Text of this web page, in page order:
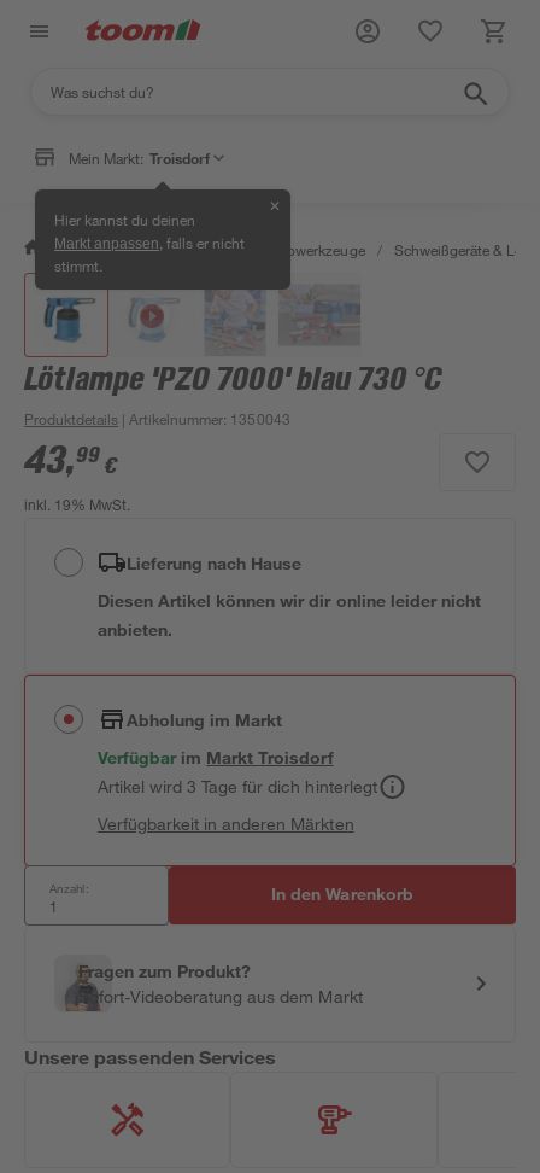
Mein Markt: Troisdorf
Hier kannst du deinen
Markt anpassen , falls er nicht
stimmt.
✕
/ Werkstatt & Maschinen / Elektrowerkzeuge / Schweißgeräte &
Lötlampe 'PZO 7000' blau 730 °C
Produktdetails | Artikelnummer: 1350043
43,99 €
inkl. 19% MwSt.
Lieferung nach Hause
Diesen Artikel können wir dir online leider nicht
anbieten.
Abholung im Markt
Verfügbar im MarktTroisdorf
Artikel wird 3 Tage für dich hinterlegt
Verfügbarkeit in anderen Märkten
Anzahl: In den Warenkorb
Fragen zum Produkt?
Sofort-Videoberatung aus dem Markt
Unsere passenden Services